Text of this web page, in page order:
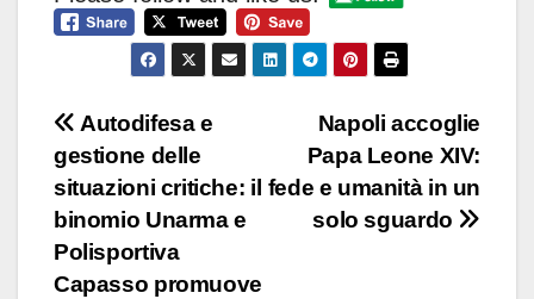
Navigazione
articoli
Napoli accoglie
Papa Leone XIV:
fede e umanità in un
solo sguardo
Autodifesa e
gestione delle
situazioni critiche: il
binomio Unarma e
Polisportiva
Capasso promuove